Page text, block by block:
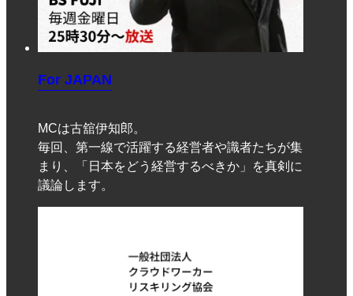
For JAPAN
MCは古舘伊知郎。
毎回、第一線で活躍する経営者や識者たちが集
まり、「日本をどう経営するべきか」を真剣に
議論します。